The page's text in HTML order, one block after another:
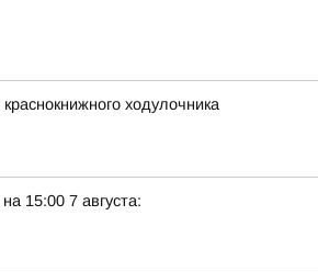
ходулочника
15:00 7 августа: